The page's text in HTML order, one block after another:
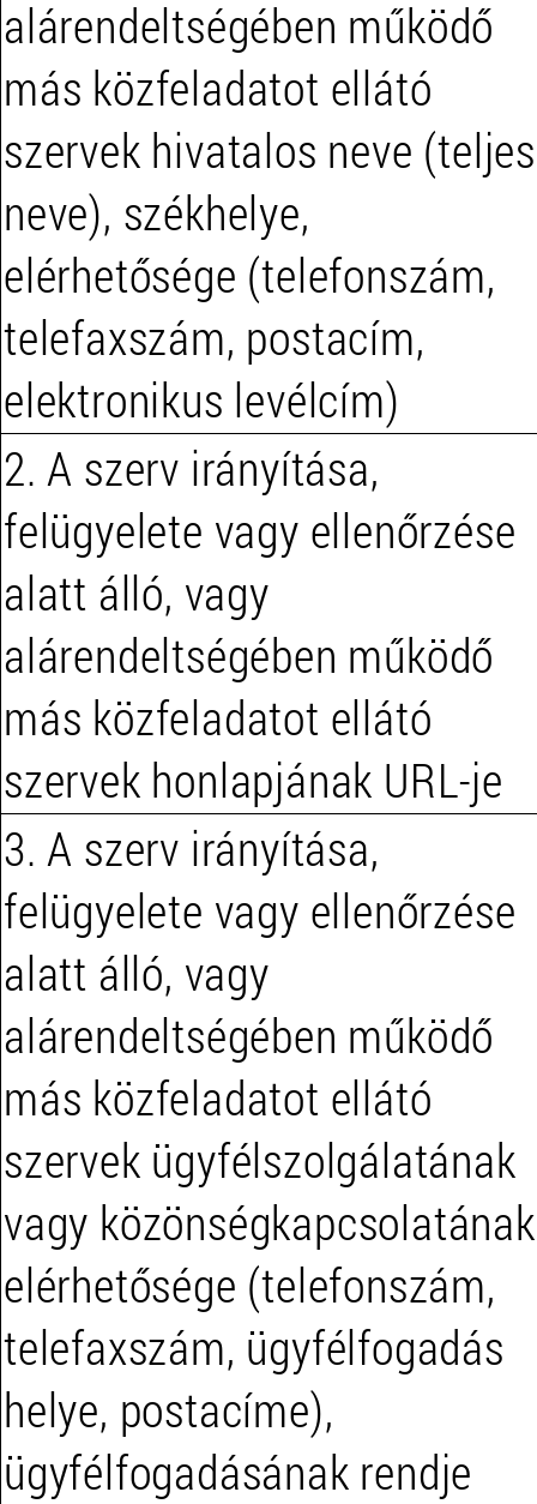
alárendeltségében működő
más közfeladatot ellátó
szervek hivatalos neve (teljes
neve), székhelye,
elérhetősége (telefonszám,
telefaxszám, postacím,
elektronikus levélcím)
2. A szerv irányítása,
felügyelete vagy ellenőrzése
alatt álló, vagy
alárendeltségében működő
más közfeladatot ellátó
szervek honlapjának URL-je
3. A szerv irányítása,
felügyelete vagy ellenőrzése
alatt álló, vagy
alárendeltségében működő
más közfeladatot ellátó
szervek ügyfélszolgálatának
vagy közönségkapcsolatának
elérhetősége (telefonszám,
telefaxszám, ügyfélfogadás
helye, postacíme),
ügyfélfogadásának rendje